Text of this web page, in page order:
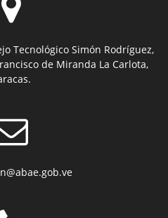
Tecnológico Simón Rodríguez,
de Miranda La Carlota,